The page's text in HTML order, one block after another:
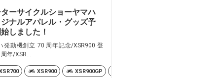
YZF-R1 YZF-R3 YZF-R3 70th Anniversary Edition
ーサイクルショーヤマハ
ナルアパレル・グッズ予
しました！
発動機創立 70 周年記念/XSR900 登
年/XSR...
XSR900 XSR900GP